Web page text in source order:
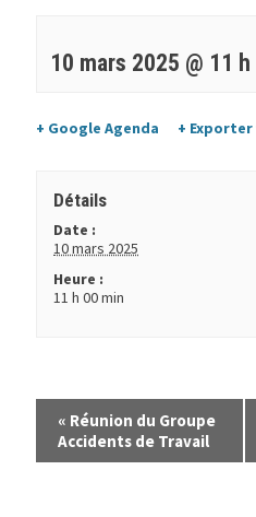
10 mars 2025 @ 11
+ Google Agenda + Exporter
Détails
Date :
10 mars 2025
Heure :
11 h 00 min
« Réunion du Groupe
Accidents de Travail